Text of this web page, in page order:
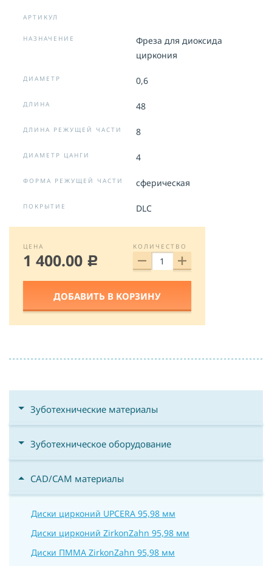
Зуботехнические материалы
Зуботехническое оборудование
CAD/CAM материалы
Диски цирконий UPCERA 95,98 мм
Диски цирконий ZirkonZahn 95,98 мм
Диски ПММА ZirkonZahn 95,98 мм
АРТИКУЛ
НАЗНАЧЕНИЕ
Фреза для диоксида
циркония
ДИАМЕТР 0,6
ДЛИНА 48
ДЛИНА РЕЖУЩЕЙ ЧАСТИ 8
ДИАМЕТР ЦАНГИ 4
ФОРМА РЕЖУЩЕЙ ЧАСТИ сферическая
ПОКРЫТИЕ DLC
ЦЕНА
1 400.00 c
КОЛИЧЕСТВО
ДОБАВИТЬ В КОРЗИНУ